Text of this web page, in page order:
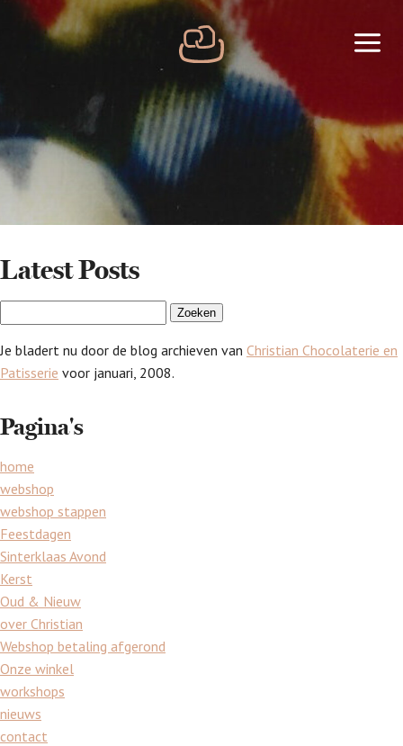
Home
Latest Posts
Je bladert nu door de blog archieven van Christian Chocolaterie en
Patisserie voor januari, 2008.
Pagina's
home
webshop
webshop stappen
Feestdagen
Sinterklaas Avond
Kerst
Oud & Nieuw
over Christian
Webshop betaling afgerond
Onze winkel
workshops
nieuws
contact